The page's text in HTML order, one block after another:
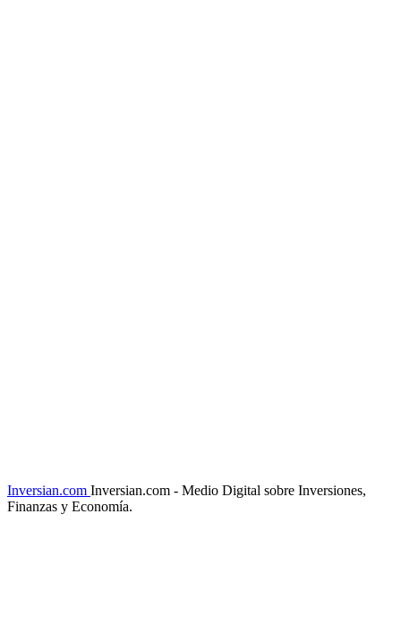
Inversian.com Inversian.com - Medio Digital sobre Inversiones,
Finanzas y Economía.